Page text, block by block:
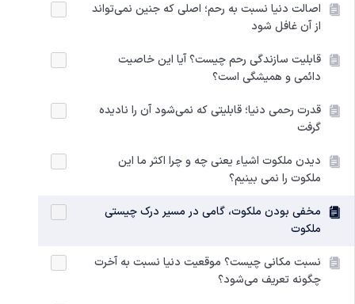
اصالت دنیا نسبت به رحم؛ اصلی که جنین نمی‌تواند
از آن غافل شود
قابلیت سازندگی رحم چیست؟ آیا این خاصیت
دائمی و همیشگی است؟
قدرت رحمی دنیا؛ قابلیتی که نمی‌شود آن را نادیده
گرفت
دیدن ملکوت اشیاء یعنی چه و چرا اکثر ما این
ملکوت را نمی بینیم؟
مخفی بودن ملکوت، گامی در مسیر درک چیستی
ملکوت
نسبت‌ مکانی چیست؟ موقعیت دنیا نسبت به آخرت
چگونه تعریف می‌شود؟